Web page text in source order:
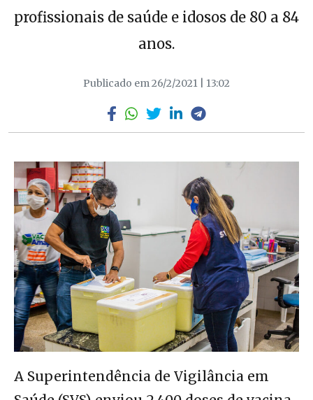
profissionais de saúde e idosos de 80 a 84
anos.
Publicado em 26/2/2021 | 13:02
A Superintendência de Vigilância em